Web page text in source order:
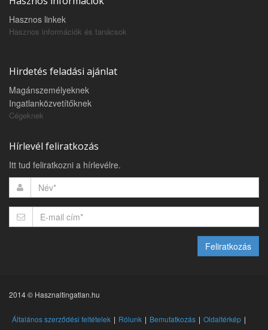
Hasznos linkek
Hasznos információk és tanácsok
Hirdetés feladási ajánlat
Magánszemélyeknek
Ingatlanközvetítőknek
Cégeknek
Hírlevél feliratkozás
Itt tud feliratkozni a hírlevélre.
Feliratkozás
2014 © Hasznaltingatlan.hu
Általános szerződési feltételek Rólunk Bemutatkozás Oldaltérkép